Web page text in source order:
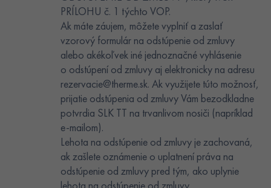
PRÍLOHU č. 1 týchto VOP.
Ak máte záujem, môžete vyplniť a zaslať
vzorový formulár na odstúpenie od zmluvy
alebo akékoľvek iné jednoznačné vyhlásenie
o odstúpení od zmluvy aj elektronicky na adresu
rezervacie@therme.sk. Ak využijete túto možnosť,
prijatie odstúpenia od zmluvy Vám bezodkladne
potvrdia SLK TT na trvanlivom nosiči (napríklad
e-mailom).
Lehota na odstúpenie od zmluvy je zachovaná,
ak zašlete oznámenie o uplatnení práva na
odstúpenie od zmluvy pred tým, ako uplynie